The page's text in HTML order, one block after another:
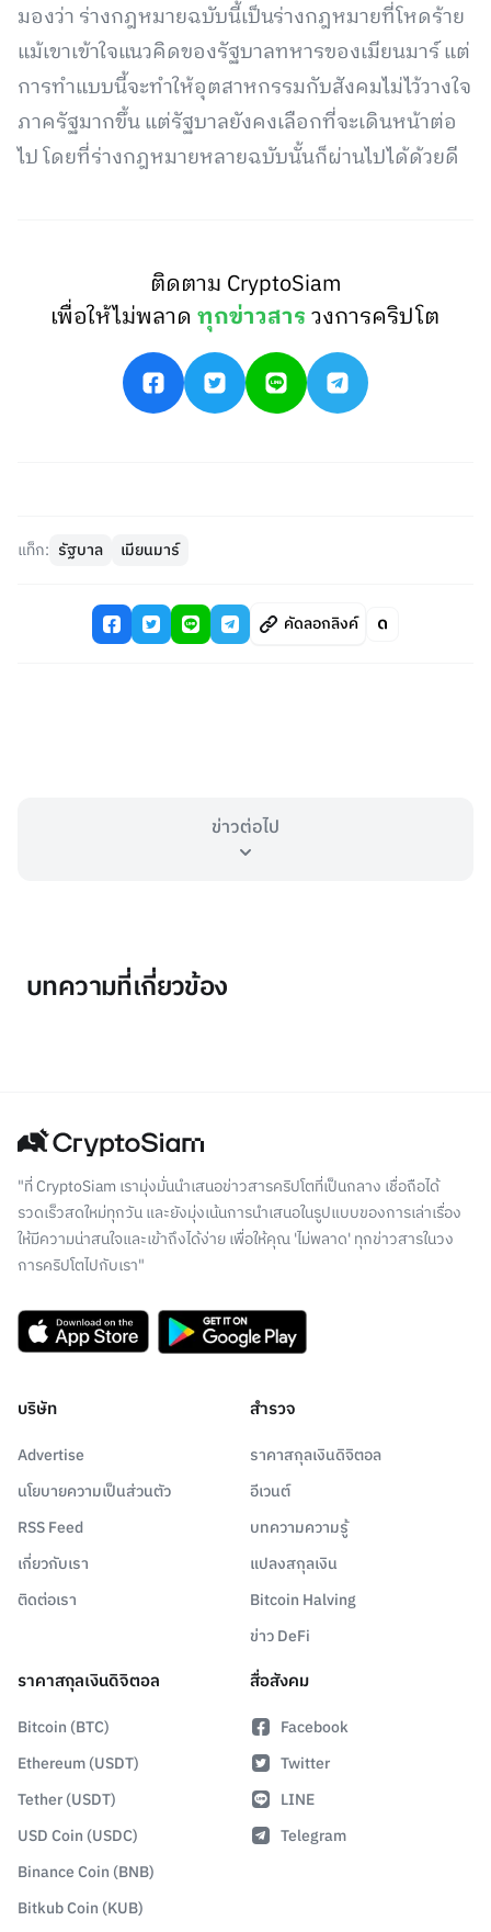
มองว่า ร่างกฎหมายฉบับนี้เป็นร่างกฎหมายที่โหดร้าย
แม้เขาเข้าใจแนวคิดของรัฐบาลทหารของเมียนมาร์ แต่
การทำแบบนี้จะทำให้อุตสาหกรรมกับสังคมไม่ไว้วางใจ
ภาครัฐมากขึ้น แต่รัฐบาลยังคงเลือกที่จะเดินหน้าต่อ
ไป โดยที่ร่างกฎหมายหลายฉบับนั้นก็ผ่านไปได้ด้วยดี
ติดตาม CryptoSiam
เพื่อให้ไม่พลาดทุกข่าวสารวงการคริปโต
แท็ก: รัฐบาล เมียนมาร์
คัดลอกลิงค์
ข่าวต่อไป
บทความที่เกี่ยวข้อง
"ที่ CryptoSiam เรามุ่งมั่นนำเสนอข่าวสารคริปโตที่เป็นกลาง เชื่อถือได้
รวดเร็วสดใหม่ทุกวัน และยังมุ่งเน้นการนำเสนอในรูปแบบของการเล่าเรื่อง
ให้มีความน่าสนใจและเข้าถึงได้ง่าย เพื่อให้คุณ 'ไม่พลาด' ทุกข่าวสารในวง
การคริปโตไปกับเรา"
บริษัท
Advertise
นโยบายความเป็นส่วนตัว
RSS Feed
เกี่ยวกับเรา
ติดต่อเรา
สำรวจ
ราคาสกุลเงินดิจิตอล
อีเวนต์
บทความความรู้
แปลงสกุลเงิน
Bitcoin Halving
ข่าว DeFi
ราคาสกุลเงินดิจิตอล
Bitcoin (BTC)
Ethereum (USDT)
Tether (USDT)
USD Coin (USDC)
Binance Coin (BNB)
Bitkub Coin (KUB)
สื่อสังคม
Facebook
Twitter
LINE
Telegram